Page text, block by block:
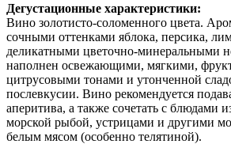
Дегустационные характеристики:
Вино золотисто-соломенного цвета.
сочными оттенками яблока, персика,
деликатными цветочно-минеральными
наполнен освежающими, мягкими,
цитрусовыми тонами и утонченной
послевкусии. Вино рекомендуется
аперитива, а также сочетать с блюдами
морской рыбой, устрицами и другими
белым мясом (особенно телятиной).